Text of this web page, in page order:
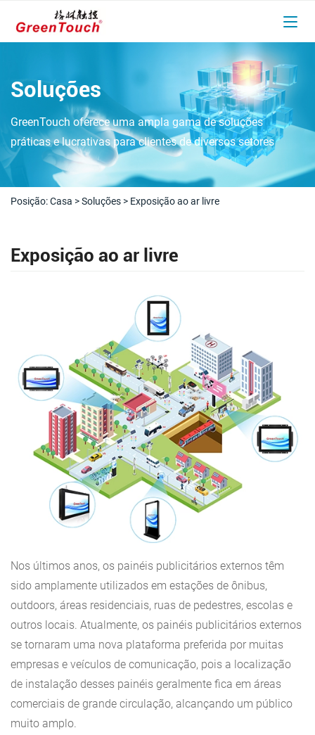
Soluções
GreenTouch oferece uma ampla gama de soluções
práticas e lucrativas para clientes de diversos setores
Posição:Casa >Soluções > Exposição ao ar livre
Exposição ao ar livre
Nos últimos anos, os painéis publicitários externos têm
sido amplamente utilizados em estações de ônibus,
outdoors, áreas residenciais, ruas de pedestres, escolas e
outros locais. Atualmente, os painéis publicitários externos
se tornaram uma nova plataforma preferida por muitas
empresas e veículos de comunicação, pois a localização
de instalação desses painéis geralmente fica em áreas
comerciais de grande circulação, alcançando um público
muito amplo.